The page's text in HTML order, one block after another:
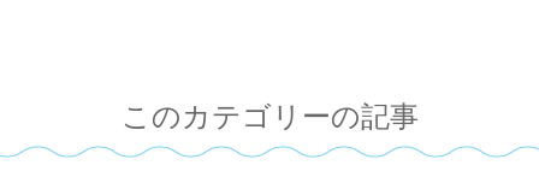
このカテゴリーの記事